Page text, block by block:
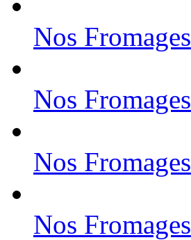
Nos Fromages
Nos Fromages
Nos Fromages
Nos Fromages